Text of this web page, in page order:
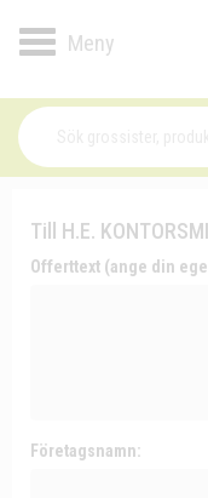
Toggle
Till H.E.
Offerttext (ange din
Företagsnamn: